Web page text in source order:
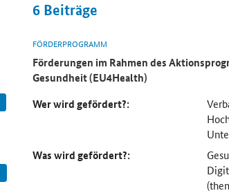
6 Beiträge
FÖRDERPROGRAMM
Förderungen im Rahmen des
Gesundheit (EU4Health)
Wer wird gefördert?:
Was wird gefördert?: